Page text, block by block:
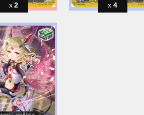
2 4